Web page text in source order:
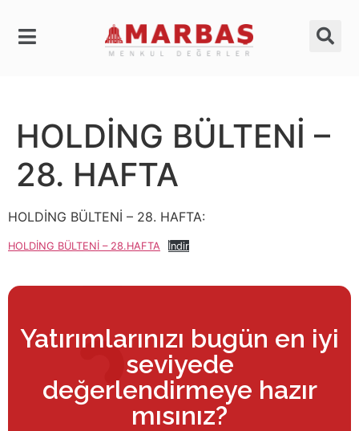
HOLDİNG BÜLTENİ –
28. HAFTA
HOLDİNG BÜLTENİ – 28. HAFTA:
HOLDİNG BÜLTENİ – 28.HAFTA İndir
Yatırımlarınızı bugün en iyi
seviyede
değerlendirmeye hazır
mısınız?